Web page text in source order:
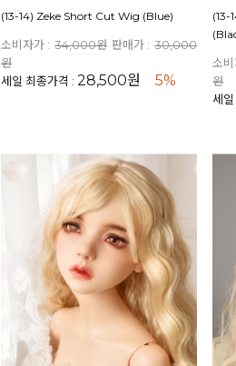
(13-14) Zeke Short Cut Wig (Blue)
소비자가 : 34,000원 판매가 : 30,000
원
세일 최종가격 : 28,500원 5%
(13-
소
원
세